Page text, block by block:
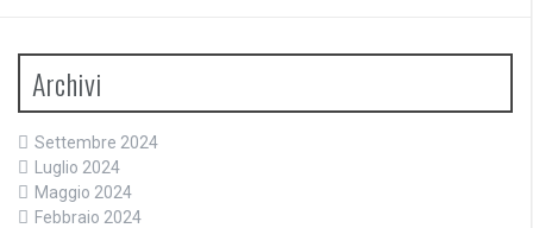
Archivi
Settembre 2024
Luglio 2024
Maggio 2024
Febbraio 2024